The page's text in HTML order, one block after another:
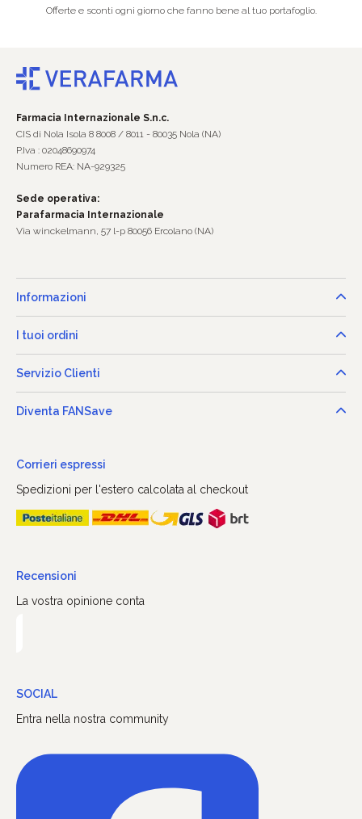
Offerte e sconti ogni giorno che fanno bene al tuo portafoglio.
Farmacia Internazionale S.n.c.
CIS di Nola Isola 8 8008 / 8011 - 80035 Nola (NA)
P.Iva : 02048690974
Numero REA: NA-929325
Sede operativa:
Parafarmacia Internazionale
Via winckelmann, 57 l-p 80056 Ercolano (NA)
Informazioni
I tuoi ordini
Servizio Clienti
Diventa FANSave
Corrieri espressi
Spedizioni per l'estero calcolata al checkout
Recensioni
La vostra opinione conta
SOCIAL
Entra nella nostra community